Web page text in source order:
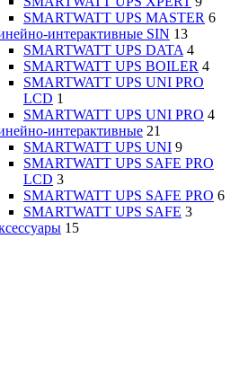
SMARTWATT UPS MASTER 6
интерактивные SIN 13
SMARTWATT UPS DATA 4
SMARTWATT UPS BOILER 4
SMARTWATT UPS UNI PRO
LCD 1
SMARTWATT UPS UNI PRO 4
интерактивные 21
SMARTWATT UPS UNI 9
SMARTWATT UPS SAFE PRO
LCD 3
SMARTWATT UPS SAFE PRO 6
SMARTWATT UPS SAFE 3
15